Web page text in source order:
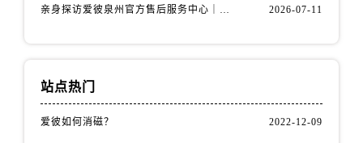
内蒙古自治区乌海市海勃湾区人民南路爱彼售后服务中心（需提前预约）
亲身探访爱彼泉州官方售后服务中心｜服务热线及具体地址（2026年7月最新） 2026-07-11
站点热门
爱彼如何消磁？ 2022-12-09